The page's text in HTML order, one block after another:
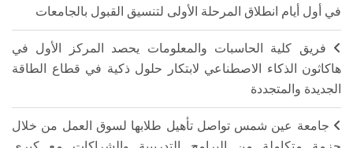
في أول أيام انطلاق المرحلة الأولى لتنسيق القبول بالجامعات
فريق كلية الحاسبات والمعلومات يحصد المركز الأول في
هاكاثون الذكاء الاصطناعي لابتكار حلول ذكية في قطاع الطاقة
الجديدة والمتجددة
جامعة عين شمس تواصل تأهيل طلابها لسوق العمل من خلال